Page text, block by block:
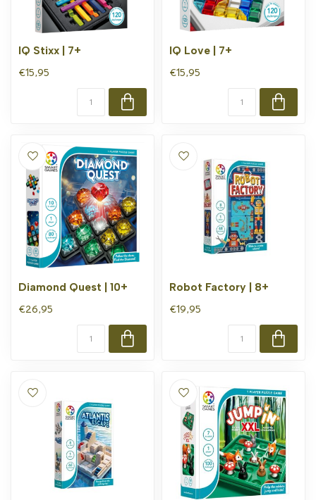
IQ Stixx | 7+
€15,95
IQ Love | 7+
€15,95
Diamond Quest | 10+
€26,95
Robot Factory | 8+
€19,95